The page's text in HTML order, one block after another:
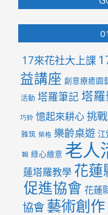
17來花社大上課
益講座 創意療癒園
活動 塔羅筆記 塔
巧鈴 憶起來耕心挑
雅筑 榮格 樂齡桌遊 江
輯 綠心繪意 老人
蓮塔羅教學 花蓮
促進協會 花蓮
協會 藝術創作